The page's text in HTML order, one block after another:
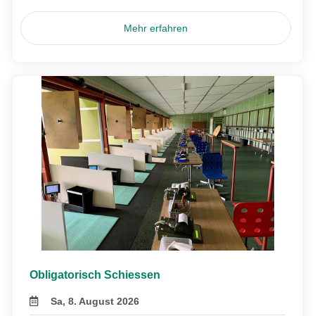
Mehr erfahren
Obligatorisch Schiessen
Sa, 8. August 2026